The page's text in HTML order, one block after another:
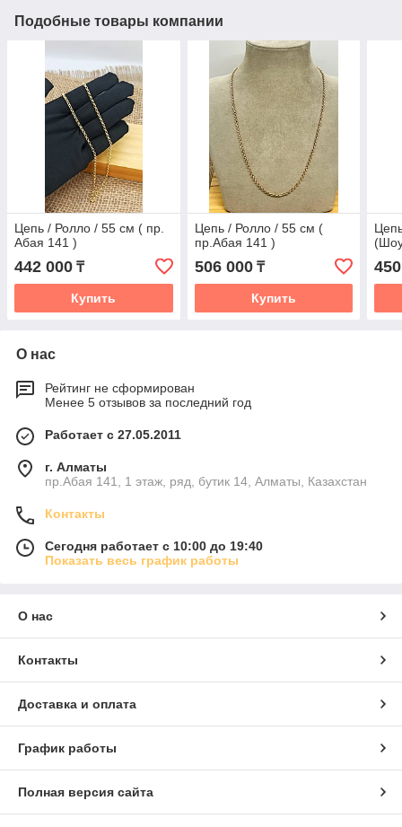
Подобные товары компании
Цепь / Ролло / 55 см ( пр.
Абая 141 )
442 000 ₸
Купить
Цепь / Ролло / 55 см (
пр.Абая 141 )
506 000₸
Купить
О нас
Рейтинг не сформирован
Менее 5 отзывов за последний год
Работает с 27.05.2011
г. Алматы
пр.Абая 141, 1 этаж, ряд, бутик 14, Алматы, Казахстан
Контакты
Сегодня работает с 10:00 до 19:40
Показать весь график работы
О нас
Контакты
Доставка и оплата
График работы
Полная версия сайта